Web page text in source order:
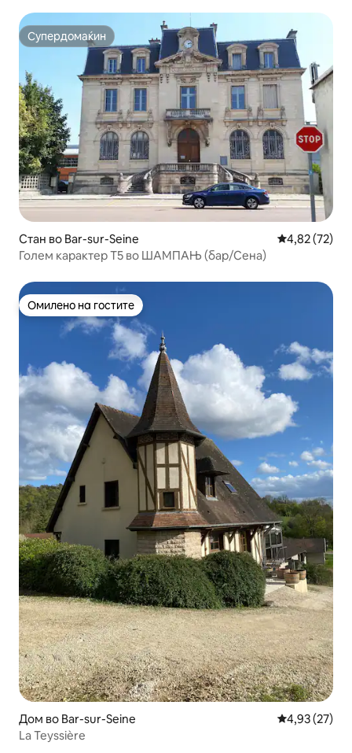
Супердомаќин
Супердомаќин
Стан во Bar-sur-Seine Просечна
4,82 (72)
Голем карактер T5 во ШАМПАЊ (бар/Сена)
Омилено на гостите
Омилено на гостите
Дом во Bar-sur-Seine Просечна
4,93 (27)
La Teyssière